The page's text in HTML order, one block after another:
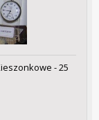
- 25